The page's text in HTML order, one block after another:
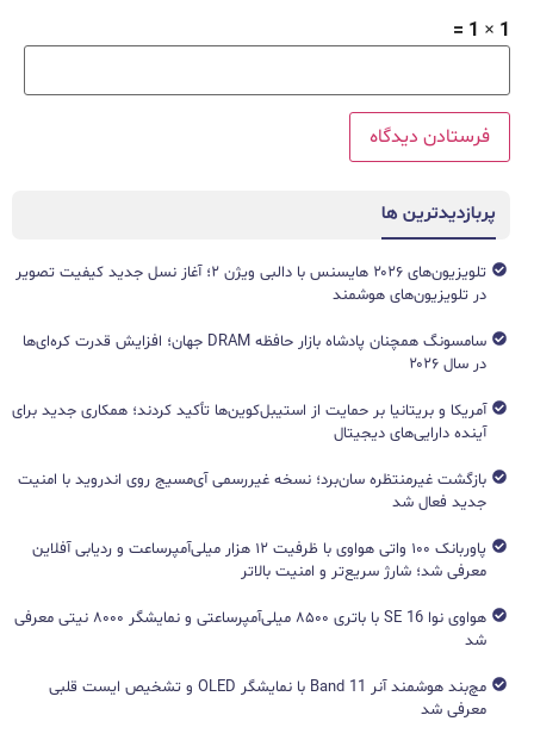
1 × 1 =
پربازدیدترین ها
تلویزیون‌های ۲۰۲۶ هایسنس با دالبی ویژن ۲؛ آغاز نسل جدید کیفیت تصویر
در تلویزیون‌های هوشمند
سامسونگ همچنان پادشاه بازار حافظه DRAM جهان؛ افزایش قدرت کره‌ای‌ها
در سال ۲۰۲۶
آمریکا و بریتانیا بر حمایت از استیبل‌کوین‌ها تأکید کردند؛ همکاری جدید برای
آینده دارایی‌های دیجیتال
بازگشت غیرمنتظره سان‌برد؛ نسخه غیررسمی آی‌مسیج روی اندروید با امنیت
جدید فعال شد
پاوربانک ۱۰۰ واتی هواوی با ظرفیت ۱۲ هزار میلی‌آمپرساعت و ردیابی آفلاین
معرفی شد؛ شارژ سریع‌تر و امنیت بالاتر
هواوی نوا 16 SE با باتری ۸۵۰۰ میلی‌آمپرساعتی و نمایشگر ۸۰۰۰ نیتی معرفی
شد
مچ‌بند هوشمند آنر Band 11 با نمایشگر OLED و تشخیص ایست قلبی
معرفی شد